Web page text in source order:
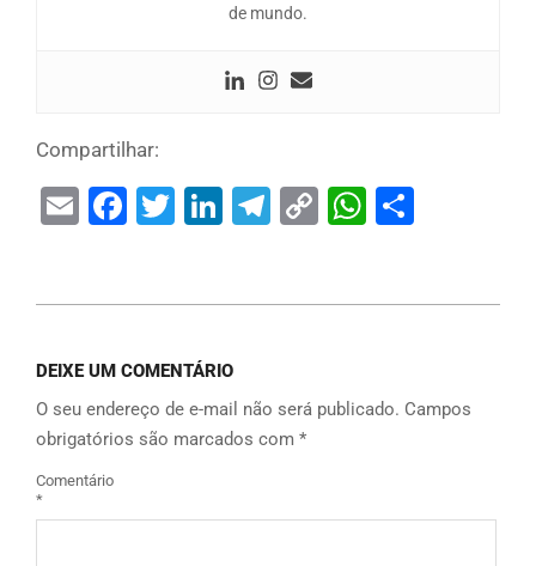
de mundo.
Compartilhar:
EmailFacebook
Twitter
LinkedIn
Telegram
Copy
DEIXE UM COMENTÁRIO
O seu endereço de e-mail não será publicado. Campos
obrigatórios são marcados com *
Comentário
*